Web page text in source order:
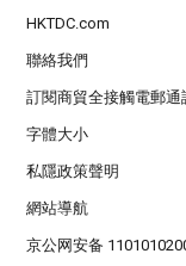
HKTDC.com
聯絡我們
訂閱商貿全接觸電郵通
字體大小
私隱政策聲明
網站導航
京公网安备